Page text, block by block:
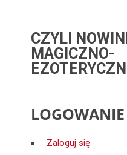
CZYLI
MAGICZNO-
LOGOWANIE
Zaloguj się